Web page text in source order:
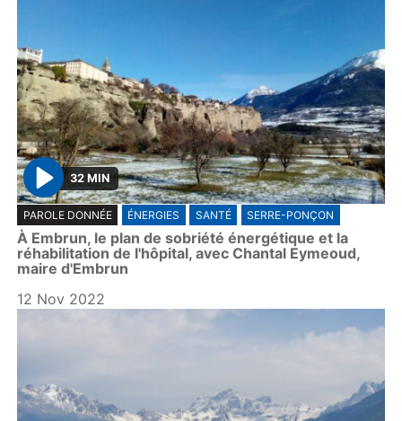
P
l
a
y
32 MIN
PAROLE DONNÉE ÉNERGIES SANTÉ SERRE-PONÇON
À Embrun, le plan de sobriété énergétique et la
réhabilitation de l'hôpital, avec Chantal Eymeoud,
maire d'Embrun
12 Nov 2022